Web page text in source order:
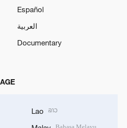
Español
العربية
Documentary
Lao ລາວ